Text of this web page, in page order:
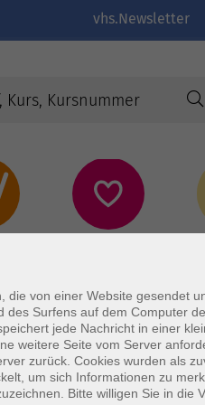
vhs.Newsletter
die von einer Website gesendet
des Surfens auf dem Computer
jede Nachricht in einer
weitere Seite vom Server
zurück. Cookies wurden als
um sich Informationen zu
Bitte willigen Sie in die